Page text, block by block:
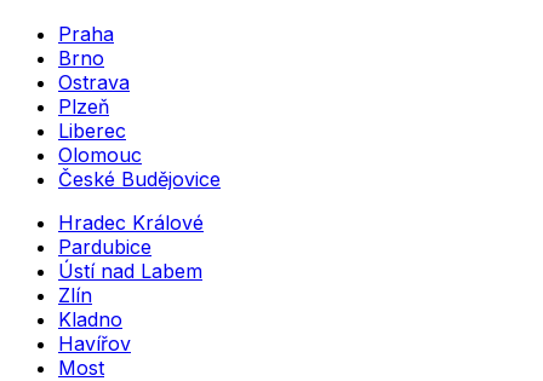
Praha
Brno
Ostrava
Plzeň
Liberec
Olomouc
České Budějovice
Hradec Králové
Pardubice
Ústí nad Labem
Zlín
Kladno
Havířov
Most